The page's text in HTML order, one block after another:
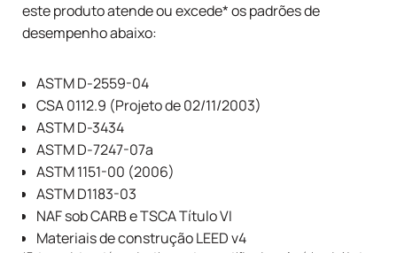
este produto atende ou excede* os padrões de
desempenho abaixo:
ASTM D-2559-04
CSA 0112.9 (Projeto de 02/11/2003)
ASTM D-3434
ASTM D-7247-07a
ASTM 1151-00 (2006)
ASTM D1183-03
NAF sob CARB e TSCA Título VI
Materiais de construção LEED v4